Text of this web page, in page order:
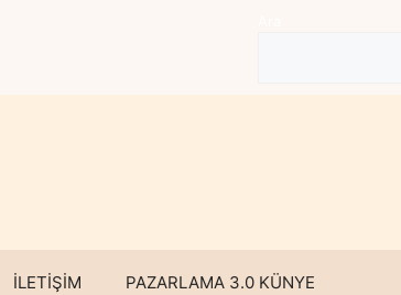
İLETİŞİM PAZARLAMA 3.0 KÜNYE